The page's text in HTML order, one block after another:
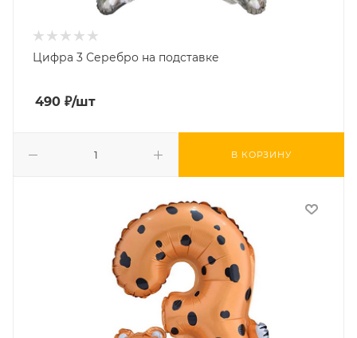
Цифра 3 Серебро на подставке
490 ₽/шт
В КОРЗИНУ